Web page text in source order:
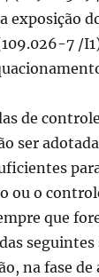
exposição
7 /
de
ser
ou o
que
seguintes
na fase de